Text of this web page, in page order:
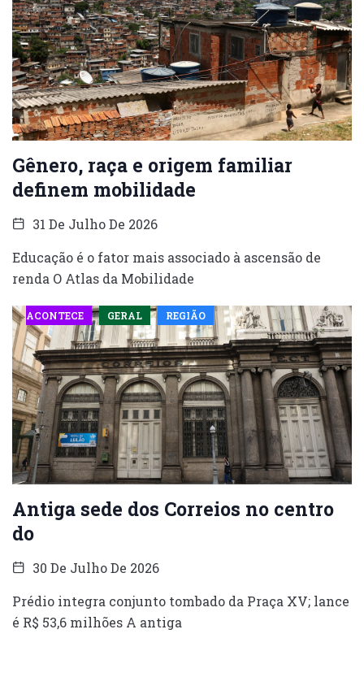
Gênero, raça e origem familiar
definem mobilidade
31 De Julho De 2026
Educação é o fator mais associado à ascensão de
renda O Atlas da Mobilidade
ACONTECE GERAL REGIÃO
Antiga sede dos Correios no centro
do
30 De Julho De 2026
Prédio integra conjunto tombado da Praça XV; lance
é R$ 53,6 milhões A antiga